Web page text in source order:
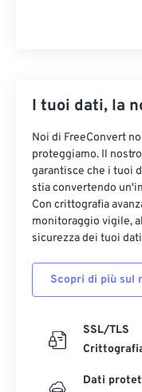
I tuoi dati, la
Noi di FreeConvert
proteggiamo. Il
garantisce che i tuoi
stia convertendo
Con crittografia
monitoraggio vigile,
sicurezza dei tuoi
Scopri di più sul
SSL/TLS
Dati